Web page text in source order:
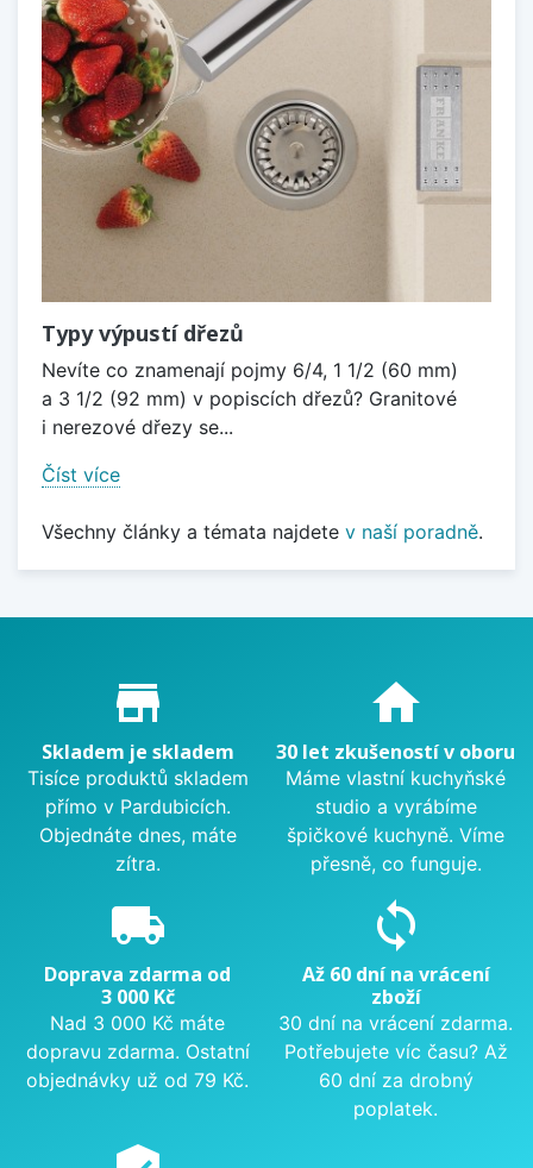
Typy výpustí dřezů
Nevíte co znamenají pojmy 6/4, 1 1/2 (60 mm)
a 3 1/2 (92 mm) v popiscích dřezů? Granitové
i nerezové dřezy se...
Číst více
Všechny články a témata najdete v naší poradně.
Proč nakupovat u nás?
store_mall_directory
Skladem je skladem
Tisíce produktů skladem
přímo v Pardubicích.
Objednáte dnes, máte
zítra.
home
30 let zkušeností v oboru
Máme vlastní kuchyňské
studio a vyrábíme
špičkové kuchyně. Víme
přesně, co funguje.
local_shipping
Doprava zdarma od
3 000 Kč
Nad 3 000 Kč máte
dopravu zdarma. Ostatní
objednávky už od 79 Kč.
sync
Až 60 dní na vrácení
zboží
30 dní na vrácení zdarma.
Potřebujete víc času? Až
60 dní za drobný
poplatek.